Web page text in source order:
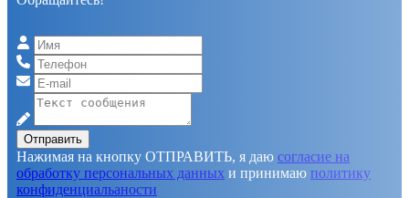
Отправить
Нажимая на кнопку ОТПРАВИТЬ, я даю согласие на
обработку персональных данных и принимаю политику
конфиденциальаности